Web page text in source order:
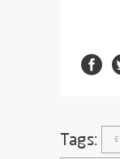
Tags: